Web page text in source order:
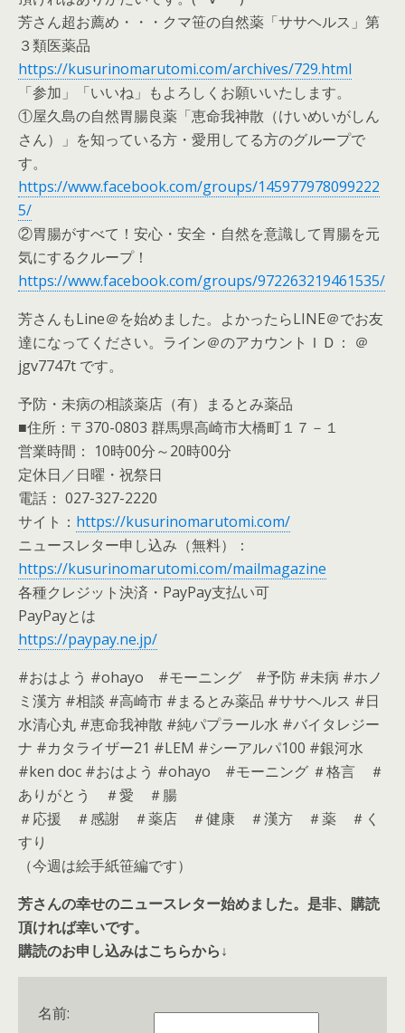
芳さん超お薦め・・・クマ笹の自然薬「ササヘルス」第
３類医薬品
https://kusurinomarutomi.com/archives/729.html
「参加」「いいね」もよろしくお願いいたします。
①屋久島の自然胃腸良薬「恵命我神散（けいめいがしん
さん）」を知っている方・愛用してる方のグループで
す。
https://www.facebook.com/groups/145977978099222
5/
②胃腸がすべて！安心・安全・自然を意識して胃腸を元
気にするクループ！
https://www.facebook.com/groups/972263219461535/
芳さんもLine＠を始めました。よかったらLINE＠でお友
達になってください。ライン＠のアカウントＩＤ： ＠
jgv7747t です。
予防・未病の相談薬店（有）まるとみ薬品
■住所：〒370-0803 群馬県高崎市大橋町１７－１
営業時間： 10時00分～20時00分
定休日／日曜・祝祭日
電話： 027-327-2220
サイト： https://kusurinomarutomi.com/
ニュースレター申し込み（無料）：
https://kusurinomarutomi.com/mailmagazine
各種クレジット決済・PayPay支払い可
PayPayとは
https://paypay.ne.jp/
#おはよう #ohayo #モーニング #予防 #未病 #ホノ
ミ漢方 #相談 #高崎市 #まるとみ薬品 #ササヘルス #日
水清心丸 #恵命我神散 #純パプラール水 #バイタレジー
ナ #カタライザー21 #LEM #シーアルパ100 #銀河水
#ken doc #おはよう #ohayo #モーニング ＃格言 ＃
ありがとう ＃愛 ＃腸
＃応援 ＃感謝 ＃薬店 ＃健康 ＃漢方 ＃薬 ＃く
すり
（今週は絵手紙笹編です）
芳さんの幸せのニュースレター始めました。是非、購読
頂ければ幸いです。
購読のお申し込みはこちらから↓
名前: